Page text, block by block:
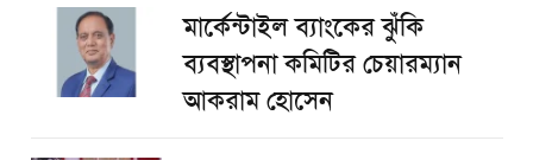
মার্কেন্টাইল ব্যাংকের ঝুঁকি
ব্যবস্থাপনা কমিটির চেয়ারম্যান
আকরাম হোসেন